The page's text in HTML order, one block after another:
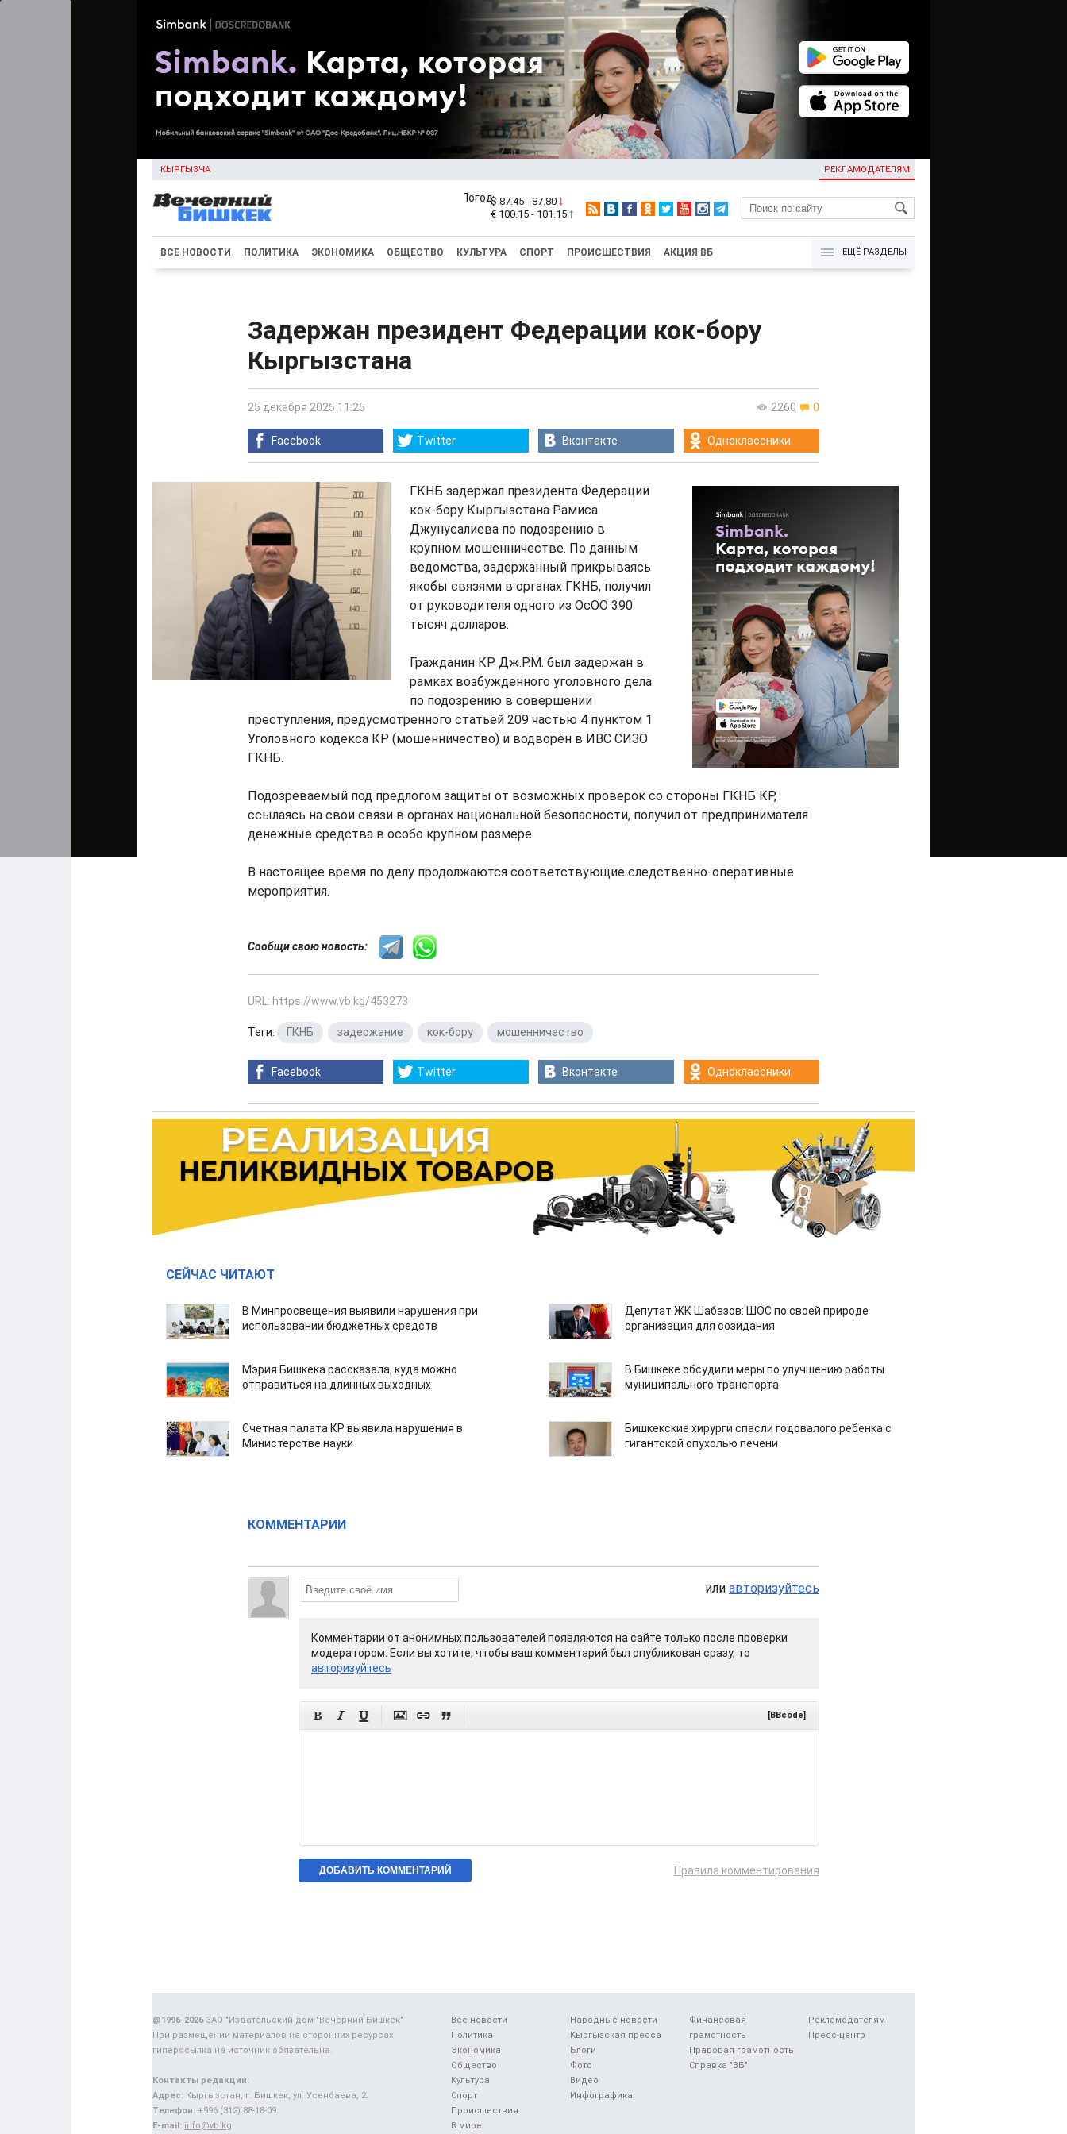
КЫРГЫЗЧА РЕКЛАМОДАТЕЛЯМ
KG
$ 87.45 - 87.80
€ 100.15 - 101.15
ВСЕ НОВОСТИ ПОЛИТИКА ЭКОНОМИКА ОБЩЕСТВО КУЛЬТУРА СПОРТ ПРОИСШЕСТВИЯ АКЦИЯ ВБ ЕЩЁ РАЗДЕЛЫ
Задержан президент Федерации кок-бору
Кыргызстана
2260 0
25 декабря 2025 11:25
Facebook Twitter Вконтакте Одноклассники
ГКНБ задержал президента Федерации
кок-бору Кыргызстана Рамиса
Джунусалиева по подозрению в
крупном мошенничестве. По данным
ведомства, задержанный прикрываясь
якобы связями в органах ГКНБ, получил
от руководителя одного из ОсОО 390
тысяч долларов.
Гражданин КР Дж.Р.М. был задержан в
рамках возбужденного уголовного дела
по подозрению в совершении
преступления, предусмотренного статьёй 209 частью 4 пунктом 1
Уголовного кодекса КР (мошенничество) и водворён в ИВС СИЗО
ГКНБ.
Подозреваемый под предлогом защиты от возможных проверок со стороны ГКНБ КР,
ссылаясь на свои связи в органах национальной безопасности, получил от предпринимателя
денежные средства в особо крупном размере.
В настоящее время по делу продолжаются соответствующие следственно-оперативные
мероприятия.
Сообщи свою новость:
URL: https://www.vb.kg/453273
Теги: ГКНБ задержание кок-бору мошенничество
Facebook Twitter Вконтакте Одноклассники
СЕЙЧАС ЧИТАЮТ
В Минпросвещения выявили нарушения при
использовании бюджетных средств
Депутат ЖК Шабазов: ШОС по своей природе
организация для созидания
Мэрия Бишкека рассказала, куда можно
отправиться на длинных выходных
В Бишкеке обсудили меры по улучшению работы
муниципального транспорта
Счетная палата КР выявила нарушения в
Министерстве науки
Бишкекские хирурги спасли годовалого ребенка с
гигантской опухолью печени
КОММЕНТАРИИ
или авторизуйтесь
Комментарии от анонимных пользователей появляются на сайте только после проверки
модератором. Если вы хотите, чтобы ваш комментарий был опубликован сразу, то
авторизуйтесь
      [BBcode]
Правила комментирования
Все новости
Политика
Экономика
Общество
Культура
Спорт
Происшествия
В мире
Народные новости
Кыргызская пресса
Блоги
Фото
Видео
Инфографика
Финансовая
грамотность
Правовая грамотность
Справка "ВБ"
Рекламодателям
Пресс-центр
@1996-2026ЗАО "Издательский дом "Вечерний Бишкек"
При размещении материалов на сторонних ресурсах
гиперссылка на источник обязательна.
Контакты редакции:
Адрес: Кыргызстан, г. Бишкек, ул. Усенбаева, 2.
Телефон: +996 (312) 88-18-09.
E-mail: info@vb.kg